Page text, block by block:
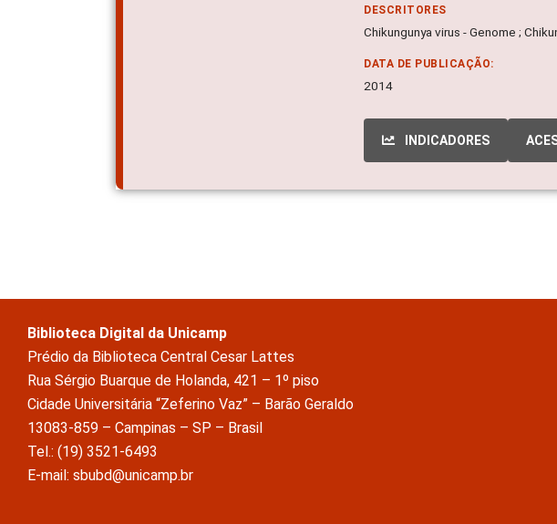
DESCRITORES
Chikungunya virus - Genome ;
DATA DE PUBLICAÇÃO:
2014
INDICADORES
Biblioteca Digital da Unicamp
Prédio da Biblioteca Central Cesar Lattes
Rua Sérgio Buarque de Holanda, 421 – 1º piso
Cidade Universitária “Zeferino Vaz” – Barão Geraldo
13083-859 – Campinas – SP – Brasil
Tel.: (19) 3521-6493
E-mail: sbubd@unicamp.br